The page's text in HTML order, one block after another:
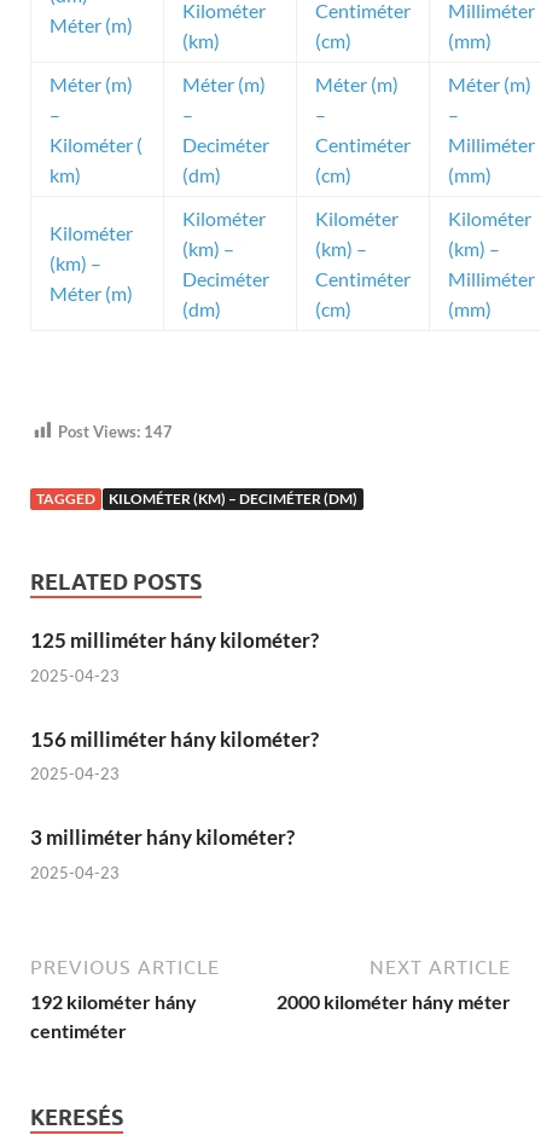
Méter (m)
Kilométer
(km)
Centiméter
(cm)
Milliméter
(mm)
Méter (m)
–
Kilométer (
km)
Méter (m)
–
Deciméter
(dm)
Méter (m)
–
Centiméter
(cm)
Méter (m)
–
Milliméter
(mm)
Kilométer
(km) –
Méter (m)
Kilométer
(km) –
Deciméter
(dm)
Kilométer
(km) –
Centiméter
(cm)
Kilométer
(km) –
Milliméter
(mm)
Post Views: 147
TAGGED KILOMÉTER (KM) – DECIMÉTER (DM)
RELATED POSTS
125 milliméter hány kilométer?
2025-04-23
156 milliméter hány kilométer?
2025-04-23
3 milliméter hány kilométer?
2025-04-23
PREVIOUS ARTICLE
192 kilométer hány
centiméter
NEXT ARTICLE
2000 kilométer hány méter
KERESÉS